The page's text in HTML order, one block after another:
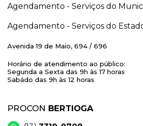
Agendamento - Serviços do
Agendamento - Serviços do
Avenida 19 de Maio, 694 / 696
Horário de atendimento ao público:
Segunda a Sexta das 9h às 17 horas
Sabádo das 9h às 12 horas
PROCON BERTIOGA